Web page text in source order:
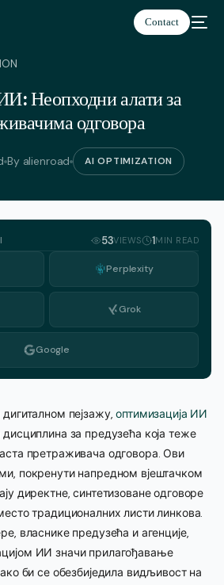
Contact
Неопходни алати за
одговора
By alienroad AI OPTIMIZATION
53VIEWS 1MIN READ
Perplexity
Grok
Google
пејзажу,оптимизација ИИ
за предузећа која теже
претраживача одговора. Ови
покренути напредном вјештачком
директне, синтетизоване одговоре
традиционалних листи линкова.
власнике предузећа и агенције,
ИИ значи прилагођавање
би се обезбиједила видљивост на